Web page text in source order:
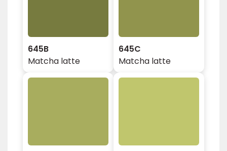
645B
Matcha latte
645C
Matcha latte